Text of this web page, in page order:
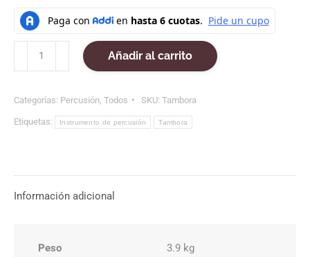
costeña
cantidad
Añadir al carrito
Categorías: Percusión Todos SKU: Tambora
Etiquetas: Instrumento de percusión Tambora
Información adicional
Peso
3.9 kg